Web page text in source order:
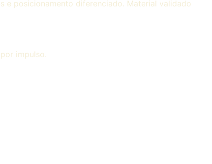
e posicionamento diferenciado. Material validado
impulso.